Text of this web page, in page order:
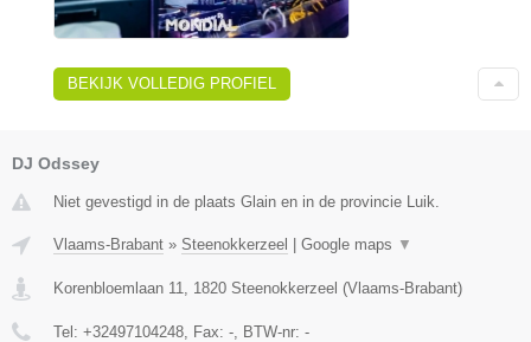
BEKIJK VOLLEDIG PROFIEL
DJ Odssey
Niet gevestigd in de plaats Glain en in de provincie Luik.
Vlaams-Brabant » Steenokkerzeel | Google maps ▼
Korenbloemlaan 11 1820 Steenokkerzeel (Vlaams-Brabant)
Tel: +32497104248 , Fax: - , BTW-nr: -